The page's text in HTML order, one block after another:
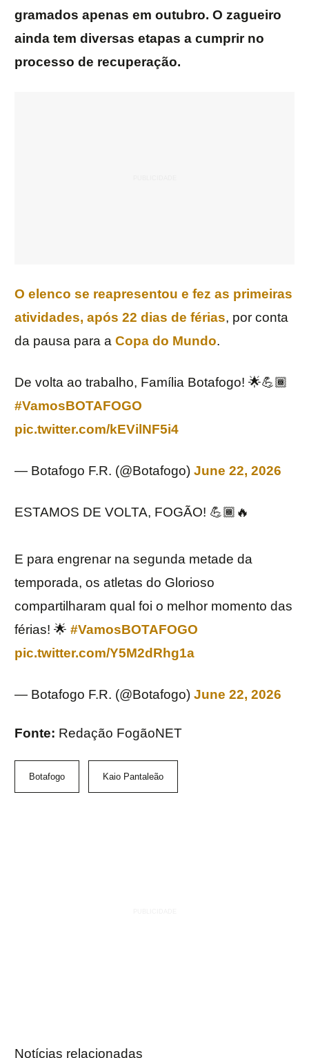
gramados apenas em outubro. O zagueiro
ainda tem diversas etapas a cumprir no
processo de recuperação.
O elenco se reapresentou e fez as primeiras
atividades, após 22 dias de férias, por conta
da pausa para a Copa do Mundo.
De volta ao trabalho, Família Botafogo! 🌟💪🏾
#VamosBOTAFOGO
pic.twitter.com/kEVilNF5i4
— Botafogo F.R. (@Botafogo) June 22, 2026
ESTAMOS DE VOLTA, FOGÃO! 💪🏾🔥
E para engrenar na segunda metade da
temporada, os atletas do Glorioso
compartilharam qual foi o melhor momento das
férias! 🌟 #VamosBOTAFOGO
pic.twitter.com/Y5M2dRhg1a
— Botafogo F.R. (@Botafogo) June 22, 2026
Fonte: Redação FogãoNET
Botafogo Kaio Pantaleão
Notícias relacionadas